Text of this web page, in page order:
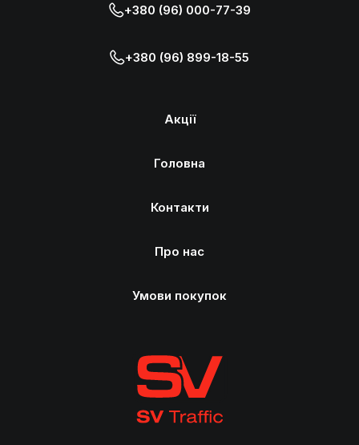
Акції
Головна
Контакти
Про нас
Умови покупок
+380 (96) 000-77-39
+380 (96) 899-18-55